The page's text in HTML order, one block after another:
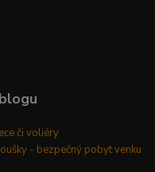
či voliéry
- bezpečný pobyt venku